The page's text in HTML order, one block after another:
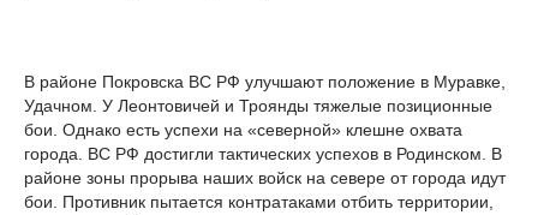
В районе Покровска ВС РФ улучшают положение в Муравке,
Удачном. У Леонтовичей и Троянды тяжелые позиционные
бои. Однако есть успехи на «северной» клешне охвата
города. ВС РФ достигли тактических успехов в Родинском. В
районе зоны прорыва наших войск на севере от города идут
бои. Противник пытается контратаками отбить территории,